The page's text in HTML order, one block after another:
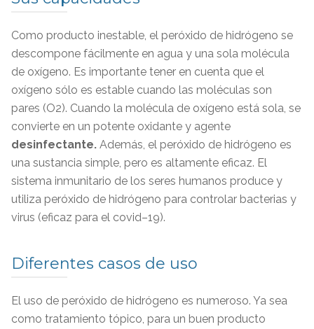
Como producto inestable, el peróxido de hidrógeno se
descompone fácilmente en agua y una sola molécula
de oxígeno. Es importante tener en cuenta que el
oxígeno sólo es estable cuando las moléculas son
pares (O2). Cuando la molécula de oxígeno está sola, se
convierte en un potente oxidante y agente
desinfectante. Además, el peróxido de hidrógeno es
una sustancia simple, pero es altamente eficaz. El
sistema inmunitario de los seres humanos produce y
utiliza peróxido de hidrógeno para controlar bacterias y
virus (eficaz para el covid–19).
Diferentes casos de uso
El uso de peróxido de hidrógeno es numeroso. Ya sea
como tratamiento tópico, para un buen producto